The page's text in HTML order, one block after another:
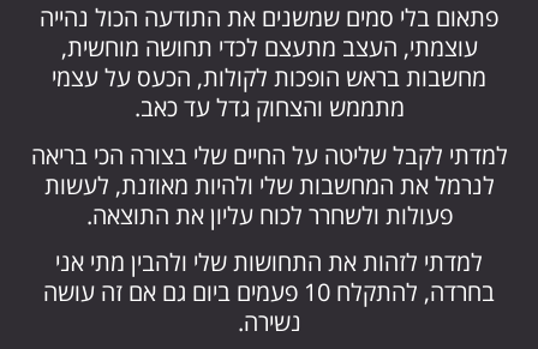
פתאום בלי סמים שמשנים את התודעה הכול נהייה
עוצמתי, העצב מתעצם לכדי תחושה מוחשית,
מחשבות בראש הופכות לקולות, הכעס על עצמי
מתממש והצחוק גדל עד כאב.
למדתי לקבל שליטה על החיים שלי בצורה הכי בריאה
לנרמל את המחשבות שלי ולהיות מאוזנת, לעשות
פעולות ולשחרר לכוח עליון את התוצאה.
למדתי לזהות את התחושות שלי ולהבין מתי אני
בחרדה, להתקלח 10 פעמים ביום גם אם זה עושה
נשירה.